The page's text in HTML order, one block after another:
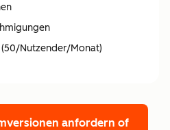
Nutzender/Monat)
anfordern of